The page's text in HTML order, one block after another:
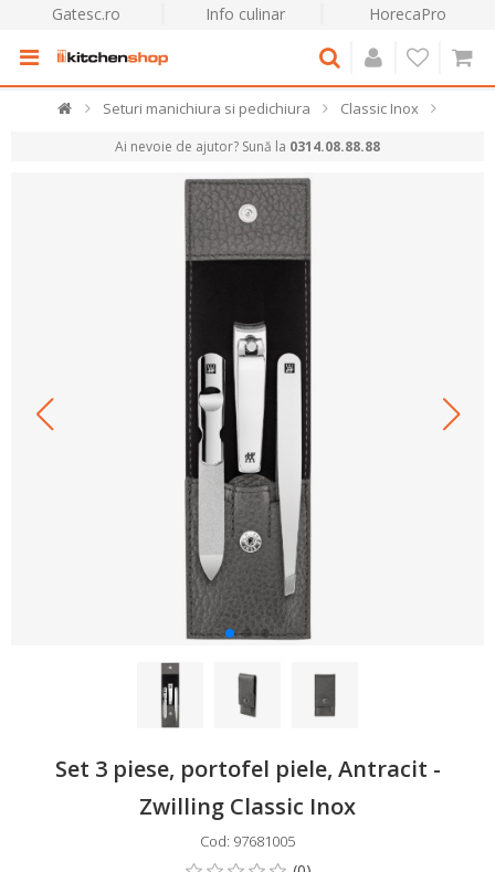
Gatesc.ro Info culinar HorecaPro
Seturi manichiura si pedichiura Classic Inox
Ai nevoie de ajutor? Sună la 0314.08.88.88
Set 3 piese, portofel piele, Antracit -
Zwilling Classic Inox
Cod: 97681005